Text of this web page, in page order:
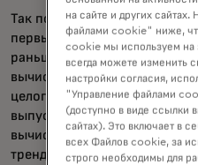
Так почему же это может
первых, эта технология
раньше казалось
вычисления обладают
целого ряда отраслей.
выпуску Mastercard
вычисления являются одним
трендов 2024 года, готовых
на сайте и других
файлами cookie" ниже,
cookie мы используем на
всегда можете изменить
настройки согласия,
"Управление файлами
(доступно в виде ссылки
сайтах). Это включает в
всех Файлов cookie, за
строго необходимы для